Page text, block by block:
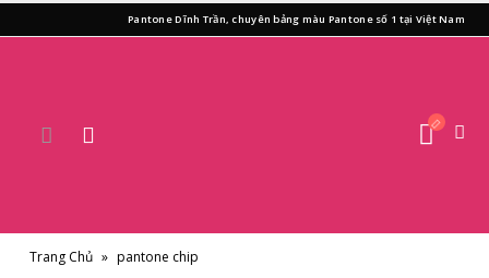
Pantone Dĩnh Trần, chuyên bảng màu Pantone số 1 tại Việt Nam
Trang Chủ » pantone chip